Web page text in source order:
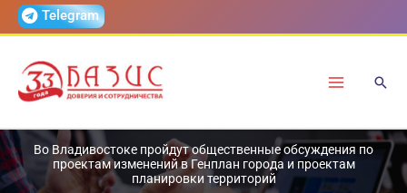
ПерейтиTelegram
Во Владивостоке пройдут общественные обсуждения по
проектам изменений в Генплан города и проектам
планировки территорий